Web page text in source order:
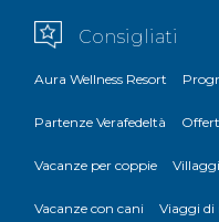
Consigliati
Aura Wellness Resort
Partenze Verafedeltà
Vacanze per coppie
Vacanze con cani Viaggi di